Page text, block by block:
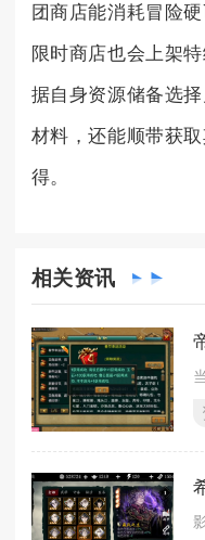
团商店能消耗冒险
限时商店也会上架
据自身资源储备选
材料，还能顺带获
得。
相关资讯